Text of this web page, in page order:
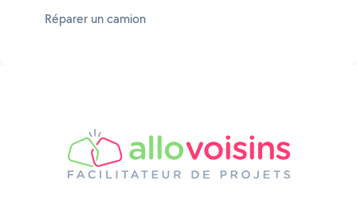
Réparer un camion